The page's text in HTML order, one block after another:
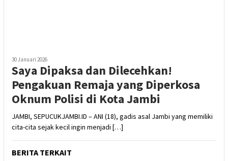
30 Januari 2026
Saya Dipaksa dan Dilecehkan!
Pengakuan Remaja yang Diperkosa
Oknum Polisi di Kota Jambi
JAMBI, SEPUCUKJAMBI.ID – ANI (18), gadis asal Jambi yang memiliki
cita-cita sejak kecil ingin menjadi […]
BERITA TERKAIT